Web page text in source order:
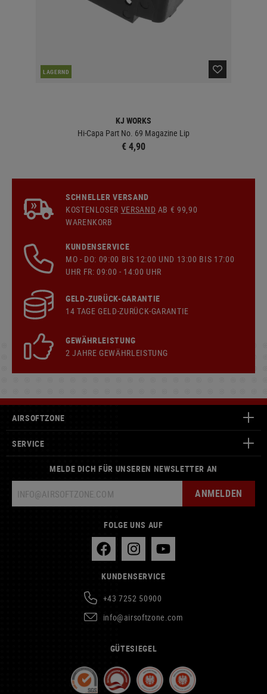
LAGERND
KJ WORKS
Hi-Capa Part No. 69 Magazine Lip
€ 4,90
SCHNELLER VERSAND
KOSTENLOSER VERSAND AB € 99,90
WARENKORB
KUNDENSERVICE
MO - DO: 09:00 BIS 12:00 UND 13:00 BIS 17:00
UHR FR: 09:00 - 14:00 UHR
GELD-ZURÜCK-GARANTIE
14 TAGE GELD-ZURÜCK-GARANTIE
GEWÄHRLEISTUNG
2 JAHRE GEWÄHRLEISTUNG
AIRSOFTZONE
SERVICE
MELDE DICH FÜR UNSEREN NEWSLETTER AN
ANMELDEN
FOLGE UNS AUF
KUNDENSERVICE
+43 7252 50900
info@airsoftzone.com
GÜTESIEGEL